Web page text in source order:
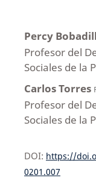
Percy
Profesor del
Sociales de la
Carlos Torres
Profesor del
Sociales de la
DOI: https://
0201.007